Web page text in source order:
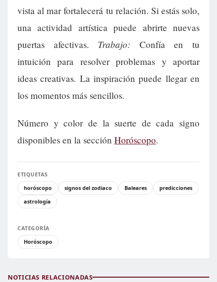
vista al mar fortalecerá tu relación. Si estás solo,
una actividad artística puede abrirte nuevas
puertas afectivas. Trabajo: Confía en tu
intuición para resolver problemas y aportar
ideas creativas. La inspiración puede llegar en
los momentos más sencillos.
Número y color de la suerte de cada signo
disponibles en la sección Horóscopo.
ETIQUETAS
horóscopo
signos del zodiaco Baleares
predicciones
astrología
CATEGORÍA
Horóscopo
NOTICIAS RELACIONADAS